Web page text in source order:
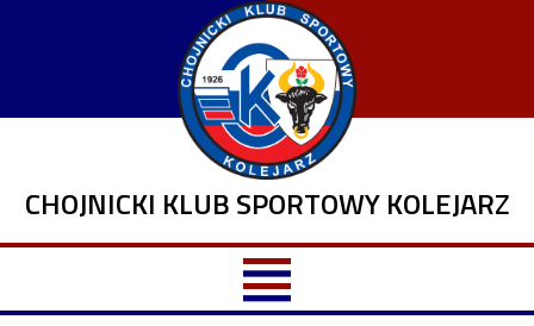
CHOJNICKI KLUB SPORTOWY KOLEJARZ